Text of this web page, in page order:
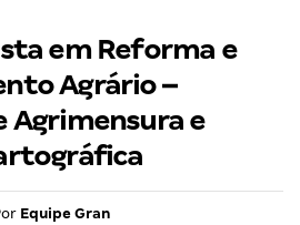
em Reforma e
Agrário –
Agrimensura e
Equipe Gran